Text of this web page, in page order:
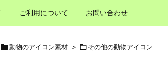
ご利用について お問い合わせ
動物のアイコン素材 > その他の動物アイコン